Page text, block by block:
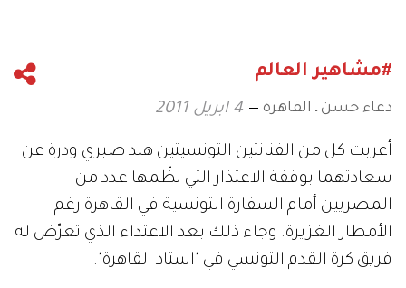
#مشاهير العالم
دعاء حسن ـ القاهرة 4 ابريل 2011
أعربت كل من الفنانتين التونسيتين هند صبري ودرة عن
سعادتهما بوقفة الاعتذار التي نظّمها عدد من
المصريين أمام السفارة التونسية في القاهرة رغم
الأمطار الغزيرة. وجاء ذلك بعد الاعتداء الذي تعرّض له
فريق كرة القدم التونسي في "استاد القاهرة".